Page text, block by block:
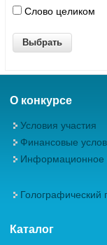
Слово целиком
О конкурсе
Условия участия
Финансовые
Информационное
Голографический
Каталог